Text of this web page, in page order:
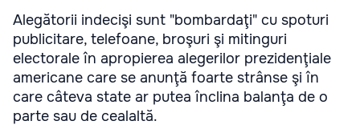
Alegătorii indecişi sunt "bombardaţi" cu spoturi
publicitare, telefoane, broşuri şi mitinguri
electorale în apropierea alegerilor prezidenţiale
americane care se anunţă foarte strânse şi în
care câteva state ar putea înclina balanţa de o
parte sau de cealaltă.